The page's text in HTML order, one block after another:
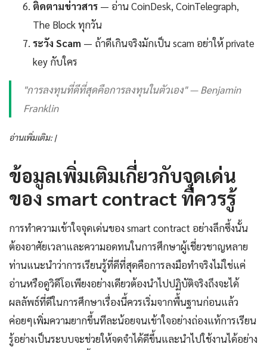
ติดตามข่าวสาร — อ่าน CoinDesk, CoinTelegraph,
The Block ทุกวัน
ระวัง Scam — ถ้าดีเกินจริงมักเป็น scam อย่าให้ private
key กับใคร
"การลงทุนที่ดีที่สุดคือการลงทุนในตัวเอง" — Benjamin
Franklin
อ่านเพิ่มเติม: |
ข้อมูลเพิ่มเติมเกี่ยวกับจุดเด่น
ของ smart contract ที่ควรรู้
การทำความเข้าใจจุดเด่นของ smart contract อย่างลึกซึ้งนั้น
ต้องอาศัยเวลาและความอดทนในการศึกษาผู้เชี่ยวชาญหลาย
ท่านแนะนำว่าการเรียนรู้ที่ดีที่สุดคือการลงมือทำจริงไม่ใช่แค่
อ่านหรือดูวิดีโอเพียงอย่างเดียวต้องนำไปปฏิบัติจริงถึงจะได้
ผลลัพธ์ที่ดีในการศึกษาเรื่องนี้ควรเริ่มจากพื้นฐานก่อนแล้ว
ค่อยๆเพิ่มความยากขึ้นทีละน้อยจนเข้าใจอย่างถ่องแท้การเรียน
รู้อย่างเป็นระบบจะช่วยให้จดจำได้ดีขึ้นและนำไปใช้งานได้อย่าง